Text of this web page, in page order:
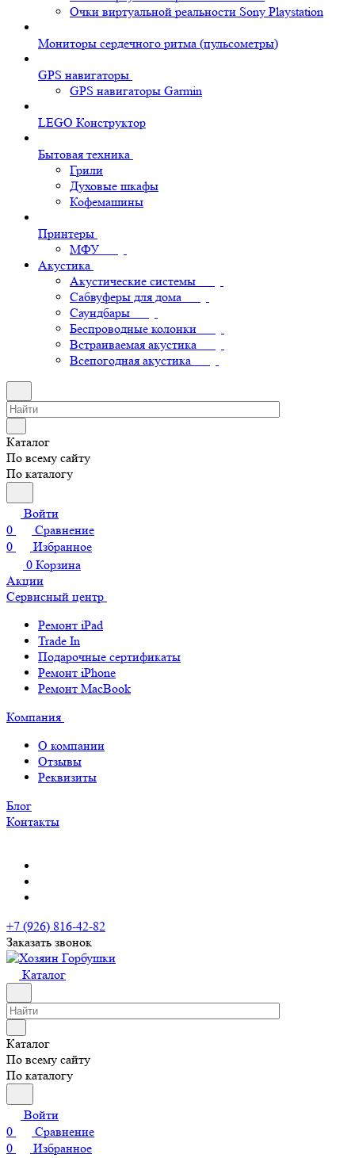
Очки виртуальной реальности Sony Playstation
Мониторы сердечного ритма (пульсометры)
GPS навигаторы
GPS навигаторы Garmin
LEGO Конструктор
Бытовая техника
Грили
Духовые шкафы
Кофемашины
Принтеры
МФУ
Акустика
Акустические системы
Сабвуферы для дома
Саундбары
Беспроводные колонки
Встраиваемая акустика
Всепогодная акустика
Каталог
По всему сайту
По каталогу
Войти
0
Сравнение
0
Избранное
0 Корзина
Акции
Сервисный центр
Ремонт iPad
Trade In
Подарочные сертификаты
Ремонт iPhone
Ремонт MacBook
Компания
О компании
Отзывы
Реквизиты
Блог
Контакты
+7 (926) 816-42-82
Заказать звонок
Каталог
Каталог
По всему сайту
По каталогу
Войти
0
Сравнение
0
Избранное